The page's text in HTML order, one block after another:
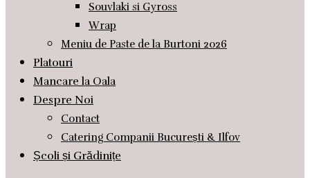
Souvlaki si Gyross
Wrap
Meniu de Paste de la Burtoni 2026
Platouri
Mancare la Oala
Despre Noi
Contact
Catering Companii București & Ilfov
Școli și Grădinițe